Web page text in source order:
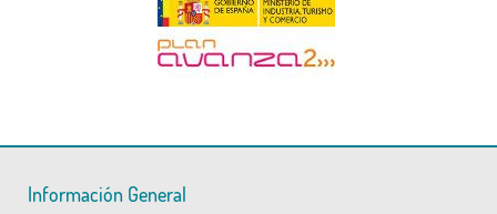
Información General